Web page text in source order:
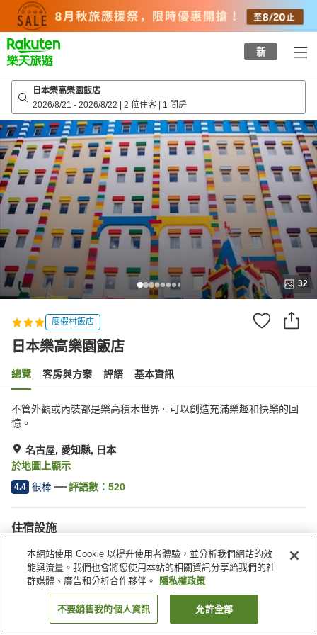
top
page
新
日本樂高樂園飯店
2026/8/21 - 2026/8/22 | 2 位住客 | 1 間房
32
度假村飯店
日本樂高樂園飯店
總覽 客房與方案 評語 基本資訊
不管外觀或內裝都是樂高積木世界。可以創造充滿樂趣和快樂的回
憶。
名古屋, 愛知縣, 日本
於地圖上顯示
4.4 很棒 評語數： 520
住宿設施
餐廳
自動販賣機
商店
客房服務
找客房
本網站使用 Cookie 以提升使用者體驗，並分析我們網站的效
能與流量。我們也會將您使用本站的相關資訊分享給我們的社
群媒體、廣告和分析合作夥伴。
隱私權政策
不要銷售我的個人資訊 允許全部